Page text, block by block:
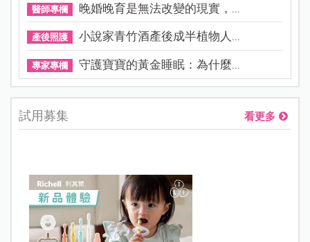
醫師專欄 晚婚晚育是無法改變的現實，...
產後照護 小說家青竹酒產後成半植物人...
專家專欄 守護寶寶的黃金睡眠：為什麼...
試用募集 看更多